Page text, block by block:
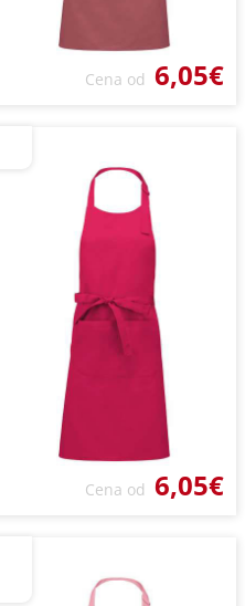
Cena od 6,05€
Cena od 6,05€